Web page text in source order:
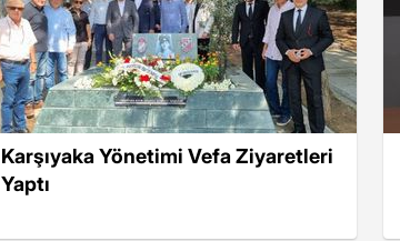
Karşıyaka Yönetimi Vefa Ziyaretleri
Yaptı